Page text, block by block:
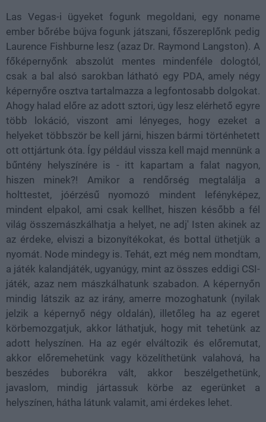
Las Vegas-i ügyeket fogunk megoldani, egy noname
ember bőrébe bújva fogunk játszani, főszereplőnk pedig
Laurence Fishburne lesz (azaz Dr. Raymond Langston). A
főképernyőnk abszolút mentes mindenféle dologtól,
csak a bal alsó sarokban látható egy PDA, amely négy
képernyőre osztva tartalmazza a legfontosabb dolgokat.
Ahogy halad előre az adott sztori, úgy lesz elérhető egyre
több lokáció, viszont ami lényeges, hogy ezeket a
helyeket többször be kell járni, hiszen bármi történhetett
ott ottjártunk óta. Így például vissza kell majd mennünk a
bűntény helyszínére is - itt kapartam a falat nagyon,
hiszen minek?! Amikor a rendőrség megtalálja a
holttestet, jóérzésű nyomozó mindent lefényképez,
mindent elpakol, ami csak kellhet, hiszen később a fél
világ összemászkálhatja a helyet, ne adj' Isten akinek az
az érdeke, elviszi a bizonyítékokat, és bottal üthetjük a
nyomát. Node mindegy is. Tehát, ezt még nem mondtam,
a játék kalandjáték, ugyanúgy, mint az összes eddigi CSI-
játék, azaz nem mászkálhatunk szabadon. A képernyőn
mindig látszik az az irány, amerre mozoghatunk (nyilak
jelzik a képernyő négy oldalán), illetőleg ha az egeret
körbemozgatjuk, akkor láthatjuk, hogy mit tehetünk az
adott helyszínen. Ha az egér elváltozik és előremutat,
akkor előremehetünk vagy közelíthetünk valahová, ha
beszédes buborékra vált, akkor beszélgethetünk,
javaslom, mindig jártassuk körbe az egerünket a
helyszínen, hátha látunk valamit, ami érdekes lehet.